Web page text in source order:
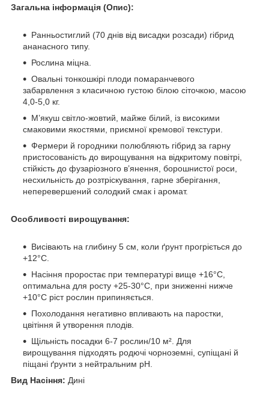
Загальна інформація (Опис):
Ранньостиглий (70 днів від висадки розсади) гібрид
ананасного типу.
Рослина міцна.
Овальні тонкошкірі плоди помаранчевого
забарвлення з класичною густою білою сіточкою, масою
4,0-5,0 кг.
М’якуш світло-жовтий, майже білий, із високими
смаковими якостями, приємної кремової текстури.
Фермери й городники полюбляють гібрид за гарну
пристосованість до вирощування на відкритому повітрі,
стійкість до фузаріозного в’янення, борошнистої роси,
несхильність до розтріскування, гарне зберігання,
неперевершений солодкий смак і аромат.
Особливості вирощування:
Висівають на глибину 5 см, коли ґрунт прогріється до
+12°С.
Насіння проростає при температурі вище +16°С,
оптимальна для росту +25-30°С, при зниженні нижче
+10°С ріст рослин припиняється.
Похолодання негативно впливають на паростки,
цвітіння й утворення плодів.
Щільність посадки 6-7 рослин/10 м². Для
вирощування підходять родючі чорноземні, супіщані й
піщані ґрунти з нейтральним pH.
Вид Насіння: Дині